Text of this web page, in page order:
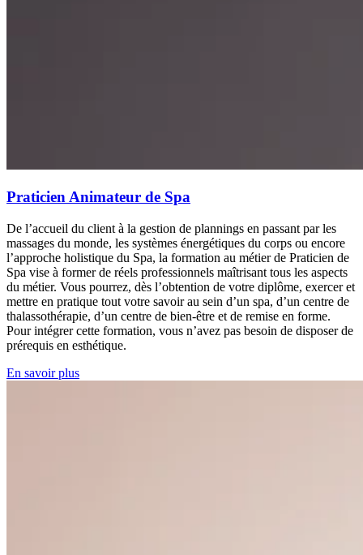
Praticien Animateur de Spa
De l’accueil du client à la gestion de plannings en passant par les
massages du monde, les systèmes énergétiques du corps ou encore
l’approche holistique du Spa, la formation au métier de Praticien de
Spa vise à former de réels professionnels maîtrisant tous les aspects
du métier. Vous pourrez, dès l’obtention de votre diplôme, exercer et
mettre en pratique tout votre savoir au sein d’un spa, d’un centre de
thalassothérapie, d’un centre de bien-être et de remise en forme.
Pour intégrer cette formation, vous n’avez pas besoin de disposer de
prérequis en esthétique.
En savoir plus